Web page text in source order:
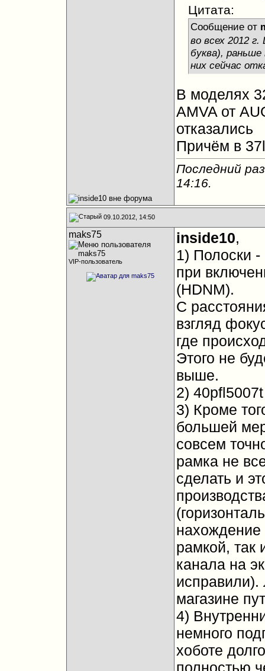
Цитата:
Сообщение от
во всех 2012
буква),
них сейчас
В моделях
AMVA от
отказались
Причём в
Последний
14:16.
09.10.2012, 14:50
maks75
VIP-пользователь
inside10,
1) Полоски
при
(HDNM).
С
взгляд
где
Этого не
выше.
2)
3) Кроме
большей
совсем
рамка не
сделать и
нахождение
рамкой,
канала на
исправили).
магазине
4)
немного
хоботе
полностью